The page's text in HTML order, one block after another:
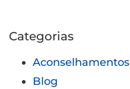
Categorias
Aconselhamentos
Blog